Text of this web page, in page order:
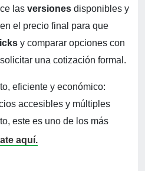
las versiones disponibles y
el precio final para que
y comparar opciones con
una cotización formal.
eficiente y económico:
accesibles y múltiples
este es uno de los más
aquí.